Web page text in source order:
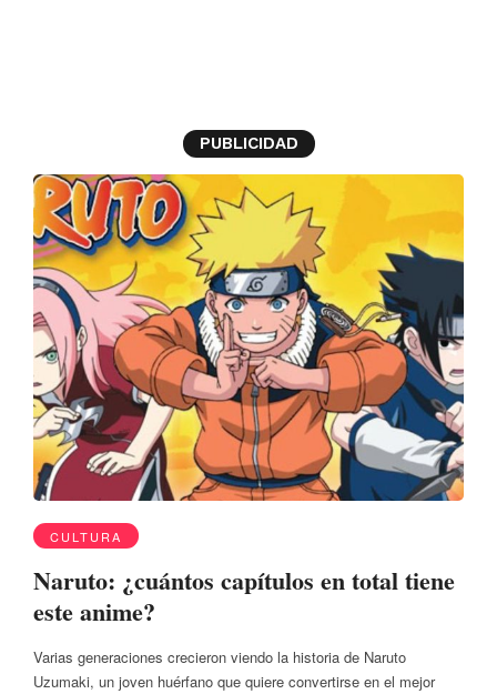
PUBLICIDAD
CULTURA
Naruto: ¿cuántos capítulos en total tiene
este anime?
Varias generaciones crecieron viendo la historia de Naruto
Uzumaki, un joven huérfano que quiere convertirse en el mejor